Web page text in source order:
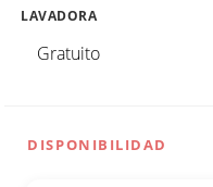
LAVADORA
Gratuito
DISPONIBILIDAD